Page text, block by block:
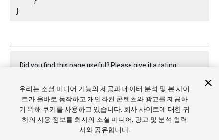
}
Did you find this page useful? Please give it a rating:
Report a problem on this page
우리는 소셜 미디어 기능의 제공과 데이터 분석 및 본 사이
트가 올바로 동작하고 개인화된 콘텐츠와 광고를 제공하
기 위해 쿠키를 사용하고 있습니다. 회사 사이트에 대한 귀
하의 사용 정보를 회사의 소셜 미디어, 광고 및 분석 협력
사와 공유합니다.